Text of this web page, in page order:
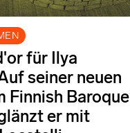
für Ilya
seiner neuen
Finnish Baroque
er mit